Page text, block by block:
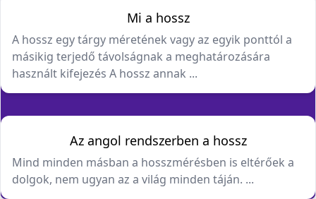
Mi a hossz
A hossz egy tárgy méretének vagy az egyik ponttól a
másikig terjedő távolságnak a meghatározására
használt kifejezés A hossz annak ...
Az angol rendszerben a hossz
Mind minden másban a hosszmérésben is eltérőek a
dolgok, nem ugyan az a világ minden táján. ...